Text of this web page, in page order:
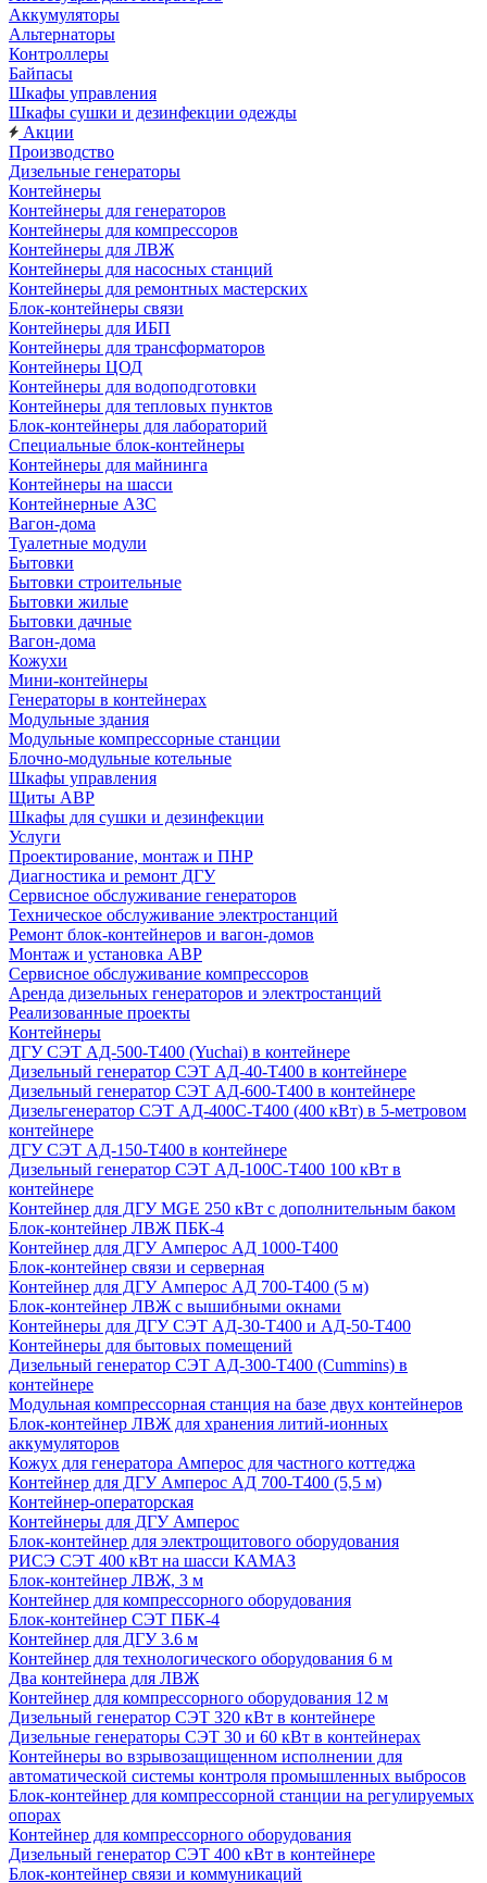
Аккумуляторы
Альтернаторы
Контроллеры
Байпасы
Шкафы управления
Шкафы сушки и дезинфекции одежды
Акции
Производство
Дизельные генераторы
Контейнеры
Контейнеры для генераторов
Контейнеры для компрессоров
Контейнеры для ЛВЖ
Контейнеры для насосных станций
Контейнеры для ремонтных мастерских
Блок-контейнеры связи
Контейнеры для ИБП
Контейнеры для трансформаторов
Контейнеры ЦОД
Контейнеры для водоподготовки
Контейнеры для тепловых пунктов
Блок-контейнеры для лабораторий
Специальные блок-контейнеры
Контейнеры для майнинга
Контейнеры на шасси
Контейнерные АЗС
Вагон-дома
Туалетные модули
Бытовки
Бытовки строительные
Бытовки жилые
Бытовки дачные
Вагон-дома
Кожухи
Мини-контейнеры
Генераторы в контейнерах
Модульные здания
Модульные компрессорные станции
Блочно-модульные котельные
Шкафы управления
Щиты АВР
Шкафы для сушки и дезинфекции
Услуги
Проектирование, монтаж и ПНР
Диагностика и ремонт ДГУ
Сервисное обслуживание генераторов
Техническое обслуживание электростанций
Ремонт блок-контейнеров и вагон-домов
Монтаж и установка АВР
Сервисное обслуживание компрессоров
Аренда дизельных генераторов и электростанций
Реализованные проекты
Контейнеры
ДГУ СЭТ АД-500-Т400 (Yuchai) в контейнере
Дизельный генератор СЭТ АД-40-Т400 в контейнере
Дизельный генератор СЭТ АД-600-Т400 в контейнере
Дизельгенератор СЭТ АД-400С-Т400 (400 кВт) в 5-метровом
контейнере
ДГУ СЭТ АД-150-Т400 в контейнере
Дизельный генератор СЭТ АД-100С-Т400 100 кВт в
контейнере
Контейнер для ДГУ MGE 250 кВт с дополнительным баком
Блок-контейнер ЛВЖ ПБК-4
Контейнер для ДГУ Амперос АД 1000-Т400
Блок-контейнер связи и серверная
Контейнер для ДГУ Амперос АД 700-Т400 (5 м)
Блок-контейнер ЛВЖ с вышибными окнами
Контейнеры для ДГУ СЭТ АД-30-Т400 и АД-50-Т400
Контейнеры для бытовых помещений
Дизельный генератор СЭТ АД-300-Т400 (Cummins) в
контейнере
Модульная компрессорная станция на базе двух контейнеров
Блок-контейнер ЛВЖ для хранения литий-ионных
аккумуляторов
Кожух для генератора Амперос для частного коттеджа
Контейнер для ДГУ Амперос АД 700-Т400 (5,5 м)
Контейнер-операторская
Контейнеры для ДГУ Амперос
Блок-контейнер для электрощитового оборудования
РИСЭ СЭТ 400 кВт на шасси КАМАЗ
Блок-контейнер ЛВЖ, 3 м
Контейнер для компрессорного оборудования
Блок-контейнер СЭТ ПБК-4
Контейнер для ДГУ 3.6 м
Контейнер для технологического оборудования 6 м
Два контейнера для ЛВЖ
Контейнер для компрессорного оборудования 12 м
Дизельный генератор СЭТ 320 кВт в контейнере
Дизельные генераторы СЭТ 30 и 60 кВт в контейнерах
Контейнеры во взрывозащищенном исполнении для
автоматической системы контроля промышленных выбросов
Блок-контейнер для компрессорной станции на регулируемых
опорах
Контейнер для компрессорного оборудования
Дизельный генератор СЭТ 400 кВт в контейнере
Блок-контейнер связи и коммуникаций